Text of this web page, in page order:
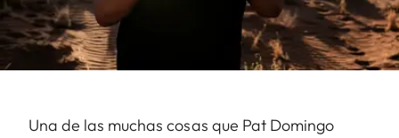
Una de las muchas cosas que Pat Domingo